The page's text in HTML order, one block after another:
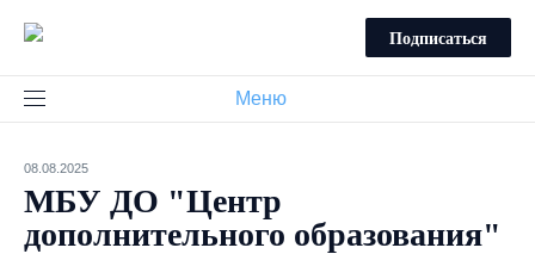
Подписаться
Меню
08.08.2025
МБУ ДО "Центр
дополнительного образования"